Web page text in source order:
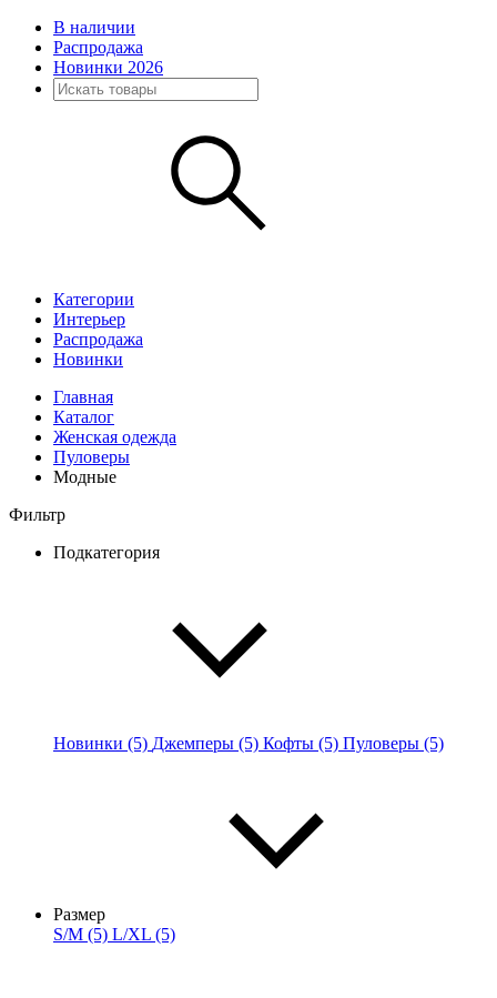
В наличии
Распродажа
Новинки 2026
Категории
Интерьер
Распродажа
Новинки
Главная
Каталог
Женская одежда
Пуловеры
Модные
Фильтр
Подкатегория
Новинки (5) Джемперы (5) Кофты (5) Пуловеры (5)
Размер
S/M (5) L/XL (5)